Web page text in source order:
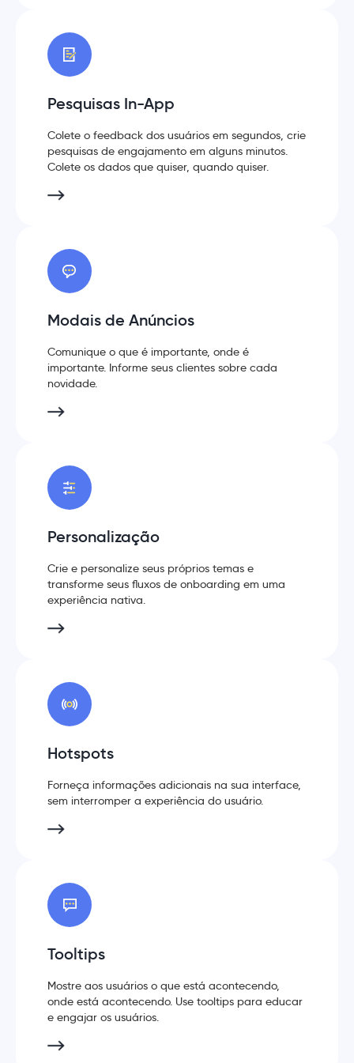
Pesquisas In-App
Colete o feedback dos usuários em segundos, crie
pesquisas de engajamento em alguns minutos.
Colete os dados que quiser, quando quiser.
Modais de Anúncios
Comunique o que é importante, onde é
importante. Informe seus clientes sobre cada
novidade.
Personalização
Crie e personalize seus próprios temas e
transforme seus fluxos de onboarding em uma
experiência nativa.
Hotspots
Forneça informações adicionais na sua interface,
sem interromper a experiência do usuário.
Tooltips
Mostre aos usuários o que está acontecendo,
onde está acontecendo. Use tooltips para educar
e engajar os usuários.